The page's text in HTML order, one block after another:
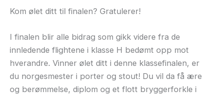
Kom ølet ditt til finalen? Gratulerer!
I finalen blir alle bidrag som gikk videre fra de
innledende flightene i klasse H bedømt opp mot
hverandre. Vinner ølet ditt i denne klassefinalen, er
du norgesmester i porter og stout! Du vil da få ære
og berømmelse, diplom og et flott bryggerforkle i